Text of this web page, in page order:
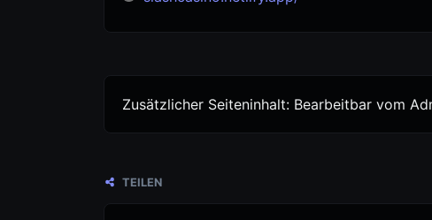
Zusätzlicher Seiteninhalt: Bearbeitbar vom
TEILEN